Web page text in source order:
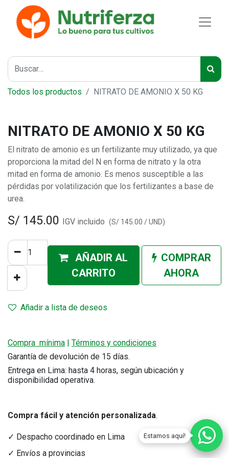
Estamos aquí!
Todos los productos NITRATO DE AMONIO X 50 KG
NITRATO DE AMONIO X 50 KG
El nitrato de amonio es un fertilizante muy utilizado, ya que
proporciona la mitad del N en forma de nitrato y la otra
mitad en forma de amonio. Es menos susceptible a las
pérdidas por volatilización que los fertilizantes a base de
urea.
S/ 145.00 IGV incluido (S/ 145.00 /UND)
AÑADIR AL
CARRITO
COMPRAR
AHORA
Añadir a lista de deseos
Compra mínima | Términos y condiciones
Garantía de devolución de 15 días.
Entrega en Lima: hasta 4 horas, según ubicación y
disponibilidad operativa.
Compra fácil y atención personalizada.
✓ Despacho coordinado en Lima
✓ Envíos a provincias